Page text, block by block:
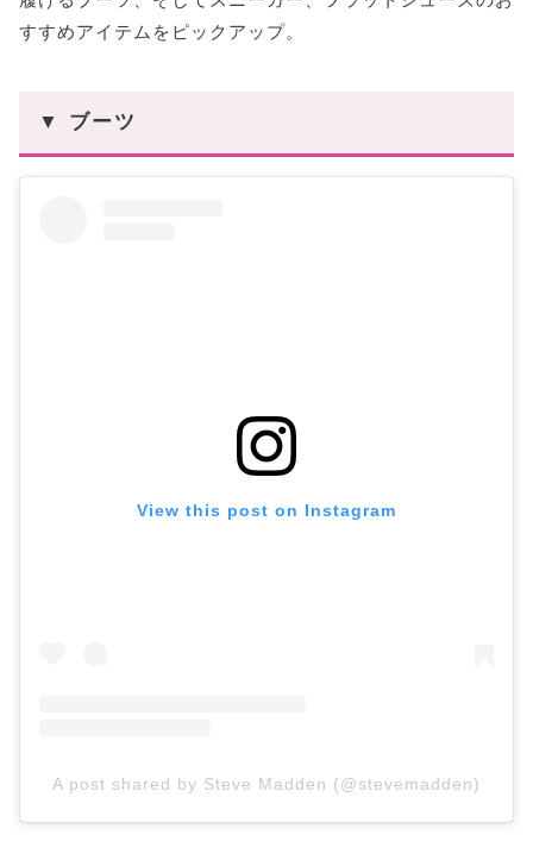
すすめアイテムをピックアップ。
▼ ブーツ
View this post on Instagram
A post shared by Steve Madden (@stevemadden)